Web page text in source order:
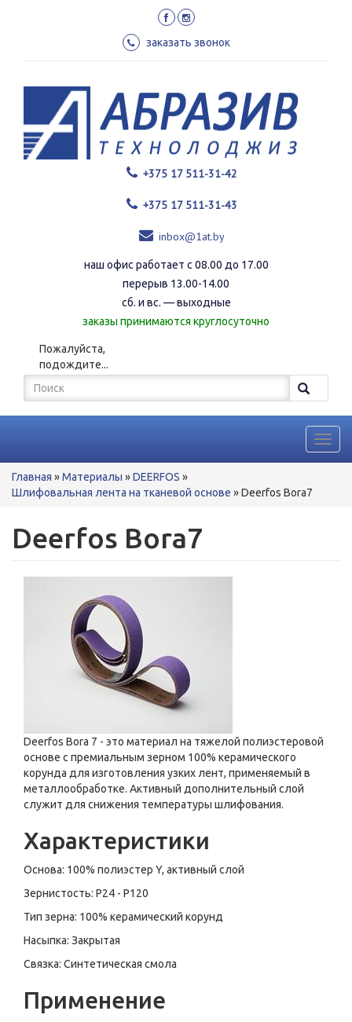
заказать звонок
+375 17 511-31-42
+375 17 511-31-43
inbox@1at.by
наш офис работает с 08.00 до 17.00
перерыв 13.00-14.00
сб. и вс. — выходные
заказы принимаются круглосуточно
Пожалуйста,
подождите...
Форма
поиска
Поиск
Вы
здесь
Главная »Материалы »DEERFOS »
Шлифовальная лента на тканевой основе »Deerfos Bora7
Deerfos Bora7
Deerfos Bora 7 - это материал на тяжелой полиэстеровой
основе с премиальным зерном 100% керамического
корунда для изготовления узких лент, применяемый в
металлообработке. Активный дополнительный слой
служит для снижения температуры шлифования.
Характеристики
Основа: 100% полиэстер Y, активный слой
Зернистость: Р24 - Р120
Тип зерна: 100% керамический корунд
Насыпка: Закрытая
Связка: Синтетическая смола
Применение